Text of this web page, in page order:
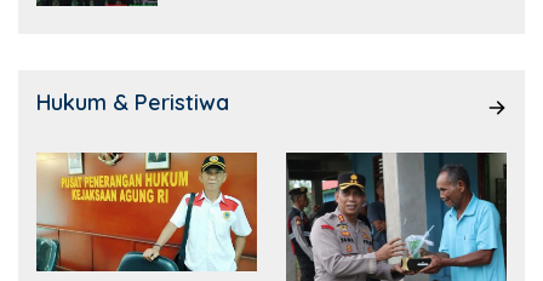
Hukum & Peristiwa